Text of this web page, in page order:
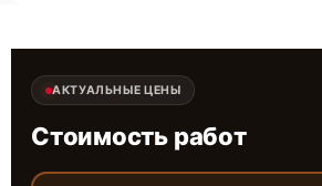
АКТУАЛЬНЫЕ ЦЕНЫ
Стоимость работ